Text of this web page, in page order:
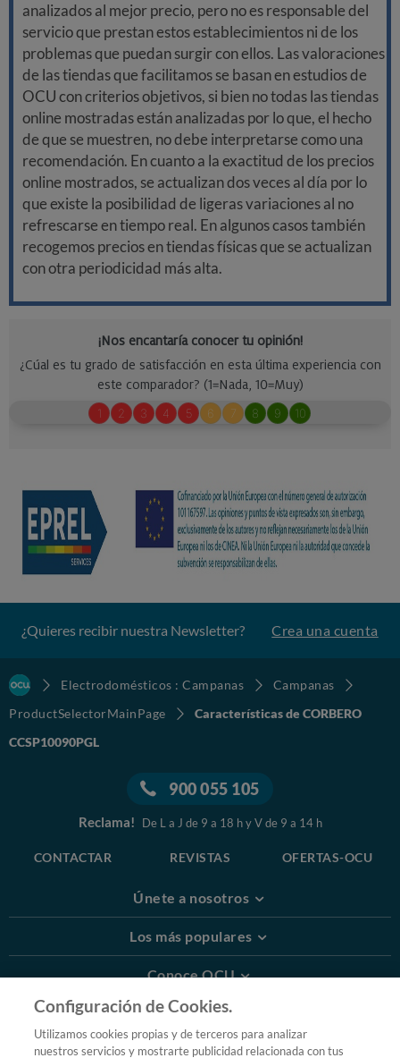
analizados al mejor precio, pero no es responsable del
servicio que prestan estos establecimientos ni de los
problemas que puedan surgir con ellos. Las valoraciones
de las tiendas que facilitamos se basan en estudios de
OCU con criterios objetivos, si bien no todas las tiendas
online mostradas están analizadas por lo que, el hecho
de que se muestren, no debe interpretarse como una
recomendación. En cuanto a la exactitud de los precios
online mostrados, se actualizan dos veces al día por lo
que existe la posibilidad de ligeras variaciones al no
refrescarse en tiempo real. En algunos casos también
recogemos precios en tiendas físicas que se actualizan
con otra periodicidad más alta.
¿Quieres recibir nuestra Newsletter? Crea una cuenta
Electrodomésticos : Campanas
Campanas
ProductSelectorMainPage
Características de CORBERO
CCSP10090PGL
900 055 105
Reclama! De L a J de 9 a 18 h y V de 9 a 14 h
CONTACTAR REVISTAS OFERTAS-OCU
Únete a nosotros
Los más populares
Conoce OCU
Más Información
© 2026 OCU
Configuración de Cookies.
Utilizamos cookies propias y de terceros para analizar
nuestros servicios y mostrarte publicidad relacionada con tus